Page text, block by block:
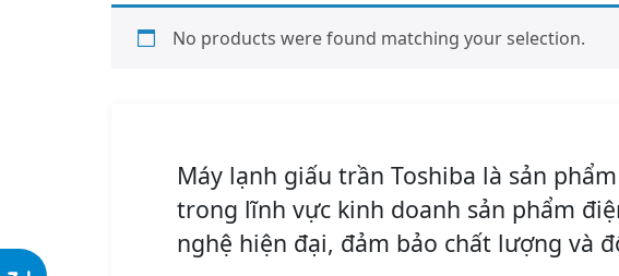
No products were found matching your selection.
Máy lạnh giấu trần Toshiba là sản
trong lĩnh vực kinh doanh sản phẩm
nghệ hiện đại, đảm bảo chất lượng và